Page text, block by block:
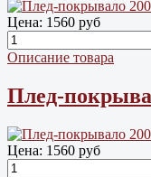
Цена: 1560 руб
Описание товара
Плед-
Цена: 1560 руб